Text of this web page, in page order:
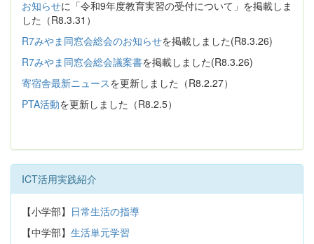
お知らせに「令和9年度教育実習の受付について」を掲載しま
した（R8.3.31）
R7みやま同窓会総会のお知らせを掲載しました(R8.3.26)
R7みやま同窓会総会議案書を掲載しました(R8.3.26)
寄宿舎最新ニュースを更新しました（R8.2.27）
PTA活動を更新しました（R8.2.5）
ICT活用実践紹介
【小学部】 日常生活の指導
【中学部】 生活単元学習